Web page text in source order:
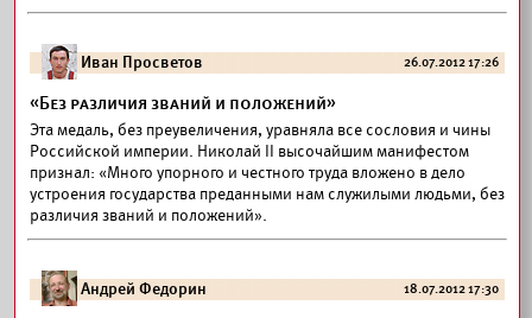
Иван Просветов 26.07.2012 17:26
«Без различия званий и положений»
Эта медаль, без преувеличения, уравняла все сословия и чины
Российской империи. Николай II высочайшим манифестом
признал: «Много упорного и честного труда вложено в дело
устроения государства преданными нам служилыми людьми, без
различия званий и положений».
Андрей Федорин 18.07.2012 17:30